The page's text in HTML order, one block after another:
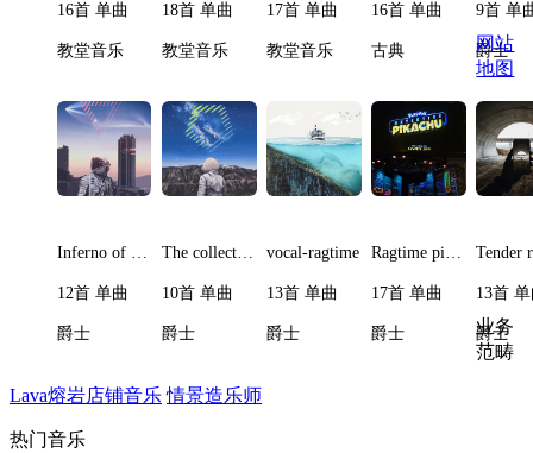
16首 单曲
教堂音乐
18首 单曲
教堂音乐
17首 单曲
教堂音乐
16首 单曲
古典
9首 单
爵士
12首 单曲
爵士
10首 单曲
爵士
vocal-ragtime
13首 单曲
爵士
17首 单曲
爵士
13首
爵士
网站
地图
业务
范畴
Lava熔岩店铺音乐 情景造乐师
热门音乐